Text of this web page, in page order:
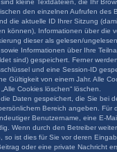
kleine Textdateien, die Ihr
den einzelnen Aufrufen des
die aktuelle ID Ihrer Sitzung
können), Informationen über die
dieser als gelesen/
Informationen über Ihre
sind) gespeichert. Ferner
und eine Session-ID
Gültigkeit von einem Jahr. Alle
Cookies löschen“ löschen.
Daten gespeichert, die Sie bei
Bereich angeben. Für
Benutzername, eine E-
Wenn durch den Betreiber
so ist dies für Sie vor deren
oder eine private Nachricht